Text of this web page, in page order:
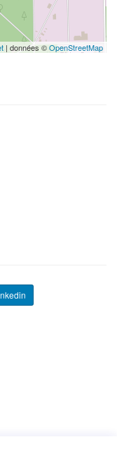
| données ©OpenStreetMap